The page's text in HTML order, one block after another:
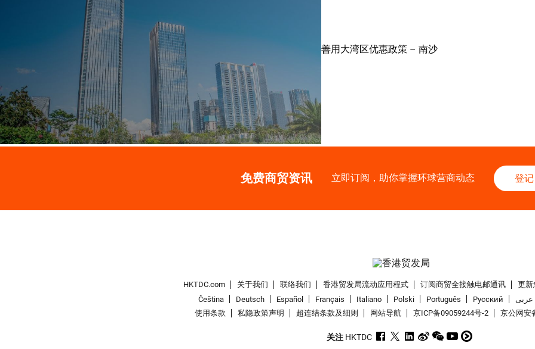
善用大湾区优惠政策 – 南沙
免费商贸资讯 立即订阅，助你掌握环球营商动态 登记
HKTDC.com 关于我们 联络我们 香港贸发局流动应用程式 订阅商贸全接触电邮通讯
更
Čeština
Deutsch Español Français Italiano Polski Português Pусский
عربى
使用条款
私隐政策声明 超连结条款及细则 网站导航 京ICP备09059244号-2 京公网安
关注 HKTDC